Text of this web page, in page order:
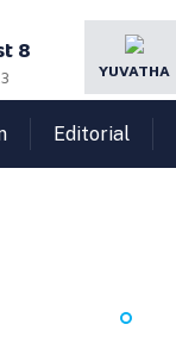
8
YUVATHA
Editorial